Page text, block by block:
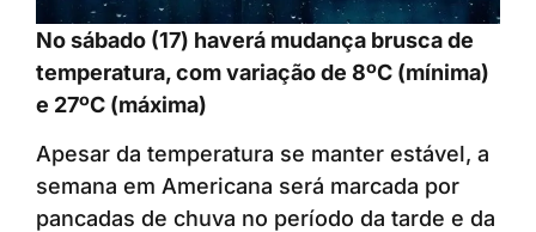
No sábado (17) haverá mudança brusca de
temperatura, com variação de 8ºC (mínima)
e 27ºC (máxima)
Apesar da temperatura se manter estável, a
semana em Americana será marcada por
pancadas de chuva no período da tarde e da